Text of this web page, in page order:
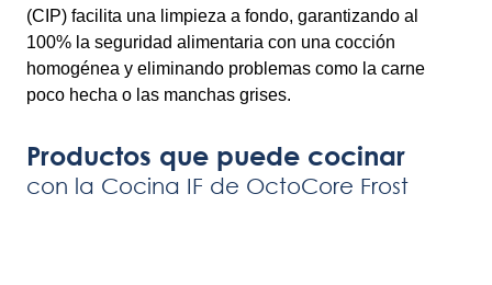
(CIP) facilita una limpieza a fondo, garantizando al
100% la seguridad alimentaria con una cocción
homogénea y eliminando problemas como la carne
poco hecha o las manchas grises.
Productos que puede cocinar
con la Cocina IF de OctoCore Frost